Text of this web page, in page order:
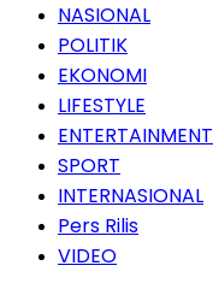
NASIONAL
POLITIK
EKONOMI
LIFESTYLE
ENTERTAINMENT
SPORT
INTERNASIONAL
Pers Rilis
VIDEO